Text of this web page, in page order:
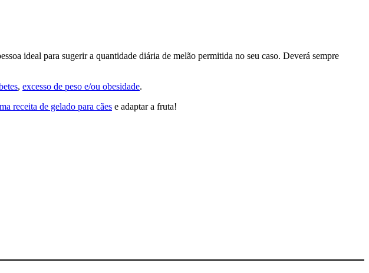
ideal para sugerir a quantidade diária de melão permitida no seu caso. Deverá sempre
, excesso de peso e/ou obesidade.
receita de gelado para cães e adaptar a fruta!